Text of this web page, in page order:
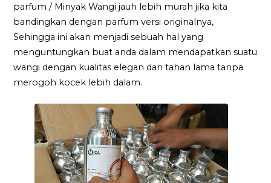
parfum / Minyak Wangi jauh lebih murah jika kita
bandingkan dengan parfum versi originalnya,
Sehingga ini akan menjadi sebuah hal yang
menguntungkan buat anda dalam mendapatkan suatu
wangi dengan kualitas elegan dan tahan lama tanpa
merogoh kocek lebih dalam.